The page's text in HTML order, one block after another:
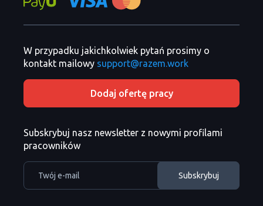
W przypadku jakichkolwiek pytań prosimy o
kontakt mailowy support@razem.work
Dodaj ofertę pracy
Subskrybuj nasz newsletter z nowymi profilami
pracowników